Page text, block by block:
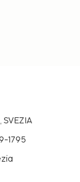
e accoglie
1795